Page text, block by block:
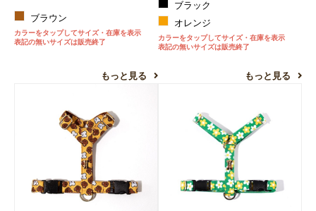
ブラウン
カラーをタップしてサイズ・在庫を表示
表記の無いサイズは販売終了
もっと見る
ブラック
オレンジ
カラーをタップしてサイズ・在庫を表示
表記の無いサイズは販売終了
もっと見る